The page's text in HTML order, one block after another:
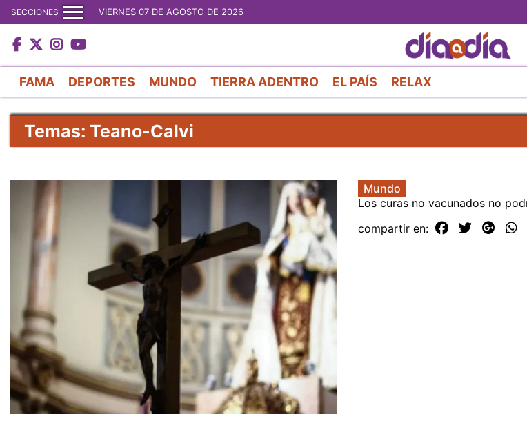
al
contenido
principal
SECCIONES VIERNES 07 DE AGOSTO DE 2026
FAMA DEPORTES MUNDO TIERRA ADENTRO EL PAÍS RELAX
Temas: Teano-Calvi
Mundo
Los curas no vacunados no
compartir en: